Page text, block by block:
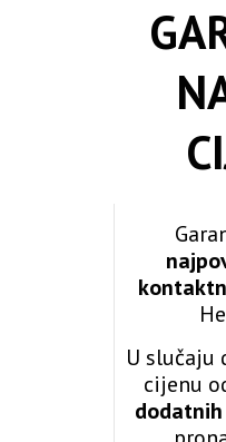
U slučaju
cijenu